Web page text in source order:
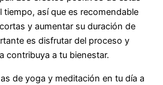
así que es recomendable
y aumentar su duración de
es disfrutar del proceso y
contribuya a tu bienestar.
de yoga y meditación en tu día a